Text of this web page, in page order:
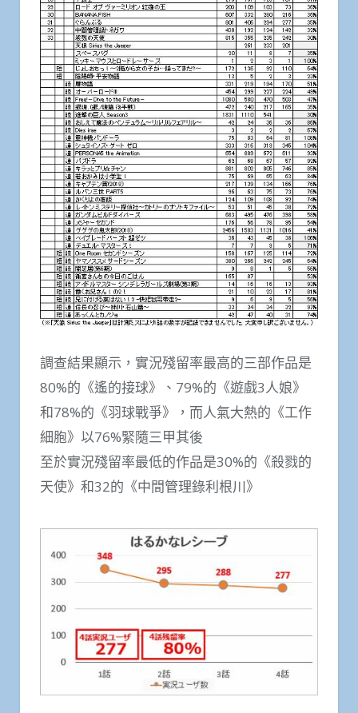
調查結果顯示，實況殘留率最高的三部作品是
80%的《遙的接球》、79%的《遊戲3人娘》
和78%的《羽球戰爭》，而人氣大熱的《工作
細胞》以76%緊隨三甲其後
至於實況殘留率最低的作品是30%的《殺戮的
天使》和32的《中間管理錄利根川》